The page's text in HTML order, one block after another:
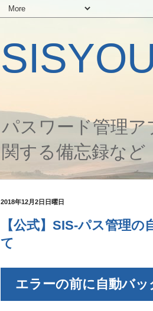
パスワード管理
関する備忘録など
2018年12月2日日曜日
【公式】SIS-パス管理
て
エラーの前に自動バ